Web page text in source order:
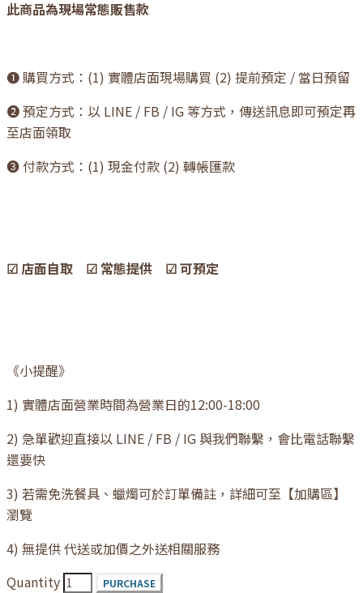
此商品為現場常態販售款
❶ 購買方式：(1) 實體店面現場購買 (2) 提前預定 / 當日預留
❷ 預定方式：以 LINE / FB / IG 等方式，傳送訊息即可預定再
至店面領取
❸ 付款方式：(1) 現金付款 (2) 轉帳匯款
☑ 店面自取 ☑ 常態提供 ☑ 可預定
《小提醒》
1) 實體店面營業時間為營業日的12:00-18:00
2) 急單歡迎直接以 LINE / FB / IG 與我們聯繫，會比電話聯繫
還要快
3) 若需免洗餐具、蠟燭可於訂單備註，詳細可至【加購區】
瀏覽
4) 無提供 代送或加價之外送相關服務
Quantity
PURCHASE